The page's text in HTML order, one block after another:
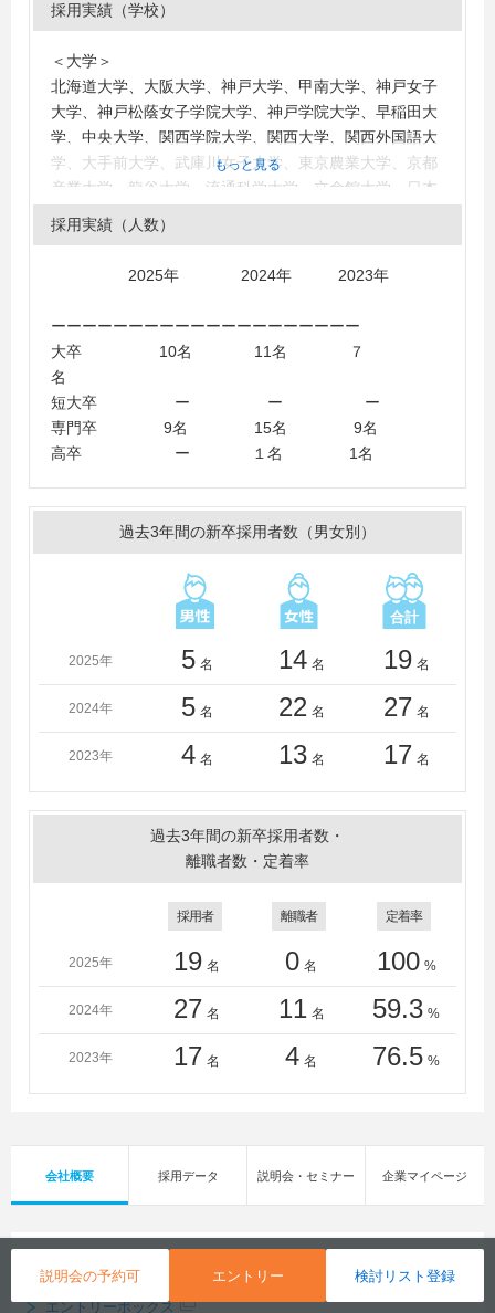
説明会の予約可 エントリー 検討リスト登録
採用実績（学校）
＜大学＞
北海道大学、大阪大学、神戸大学、甲南大学、神戸女子
大学、神戸松蔭女子学院大学、神戸学院大学、早稲田大
学、中央大学、関西学院大学、関西大学、関西外国語大
学、大手前大学、武庫川女子大学、東京農業大学、京都
産業大学、龍谷大学、流通科学大学、立命館大学、日本
大学、近畿大学、大阪経済大学、同志社女子大学、同志
校、辻学園調理・製菓専門学校、京都製菓製パン技術専
もっと見る
採用実績（人数）
2025年 2024年 2023年
ーーーーーーーーーーーーーーーーーーーー
大卒 10名 11名 ７
名
短大卒 ー ー ー
専門卒 9名 15名 9名
高卒 ー １名 1名
過去3年間の新卒採用者数（男女別）
2025年 5 名 14 名 19 名
2024年 5 名 22 名 27 名
2023年 4 名 13 名 17 名
過去3年間の新卒採用者数・
離職者数・定着率
採用者 離職者 定着率
2025年 19 名 0 名 100 %
2024年 27 名 11 名 59.3 %
2023年 17 名 4 名 76.5 %
会社概要 採用データ 説明会・セミナー 企業マイページ
エントリーボックス